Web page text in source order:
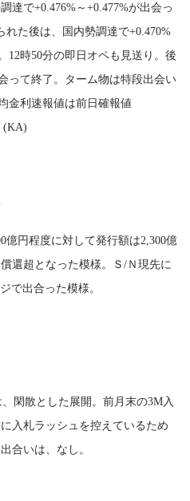
達で+0.476%～+0.477%が出会っ
れた後は、国内勢調達で+0.470%
12時50分の即日オペも見送り。後
って終了。ターム物は特段出会い
金利速報値は前日確報値
(KA)
億円程度に対して発行額は2,300億
還超となった模様。Ｓ/Ｎ現先に
で出合った模様。
散とした展開。前月末の3M入
入札ラッシュを控えているため
合いは、なし。